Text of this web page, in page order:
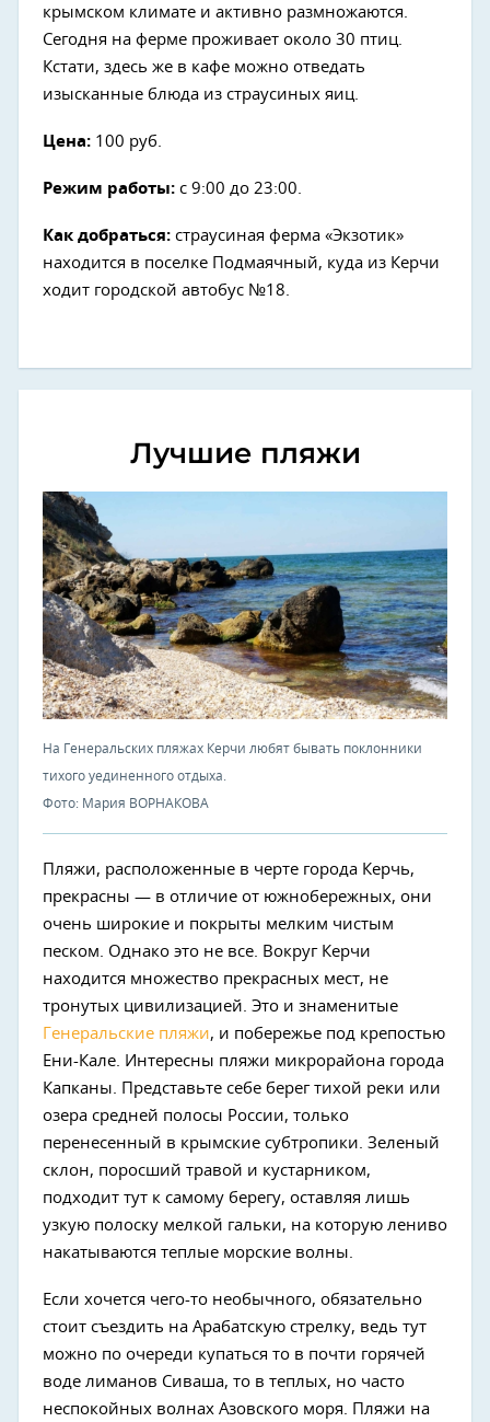
крымском климате и активно размножаются.
Сегодня на ферме проживает около 30 птиц.
Кстати, здесь же в кафе можно отведать
изысканные блюда из страусиных яиц.
Цена: 100 руб.
Режим работы: с 9:00 до 23:00.
Как добраться: страусиная ферма «Экзотик»
находится в поселке Подмаячный, куда из Керчи
ходит городской автобус №18.
Лучшие пляжи
На Генеральских пляжах Керчи любят бывать поклонники
тихого уединенного отдыха.
Фото: Мария ВОРНАКОВА
Пляжи, расположенные в черте города Керчь,
прекрасны — в отличие от южнобережных, они
очень широкие и покрыты мелким чистым
песком. Однако это не все. Вокруг Керчи
находится множество прекрасных мест, не
тронутых цивилизацией. Это и знаменитые
Генеральские пляжи, и побережье под крепостью
Ени-Кале. Интересны пляжи микрорайона города
Капканы. Представьте себе берег тихой реки или
озера средней полосы России, только
перенесенный в крымские субтропики. Зеленый
склон, поросший травой и кустарником,
подходит тут к самому берегу, оставляя лишь
узкую полоску мелкой гальки, на которую лениво
накатываются теплые морские волны.
Если хочется чего-то необычного, обязательно
стоит съездить на Арабатскую стрелку, ведь тут
можно по очереди купаться то в почти горячей
воде лиманов Сиваша, то в теплых, но часто
неспокойных волнах Азовского моря. Пляжи на